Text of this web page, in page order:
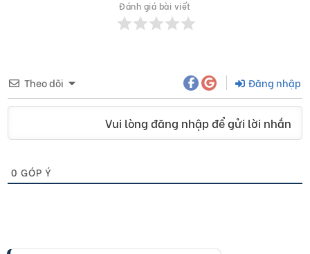
Đánh giá bài viết
Theo dõi Đăng nhập
Vui lòng đăng nhập để gửi lời nhắn
0 GÓP Ý